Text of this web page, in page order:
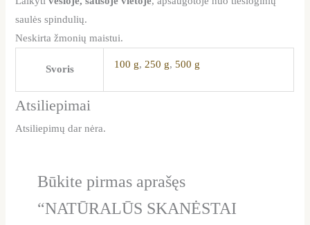
saulės spindulių.
Neskirta žmonių maistui.
Svoris 100 g, 250 g,500 g
Atsiliepimai
Atsiliepimų dar nėra.
Būkite pirmas aprašęs
“NATŪRALŪS SKANĖSTAI